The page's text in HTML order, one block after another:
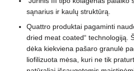
sąnarius ir kaulų struktūrą.
Quattro produktai pagaminti
dried meat coated“ technologiją.
dėka kiekviena pašaro granulė
liofilizuota mėsa, kuri ne tik